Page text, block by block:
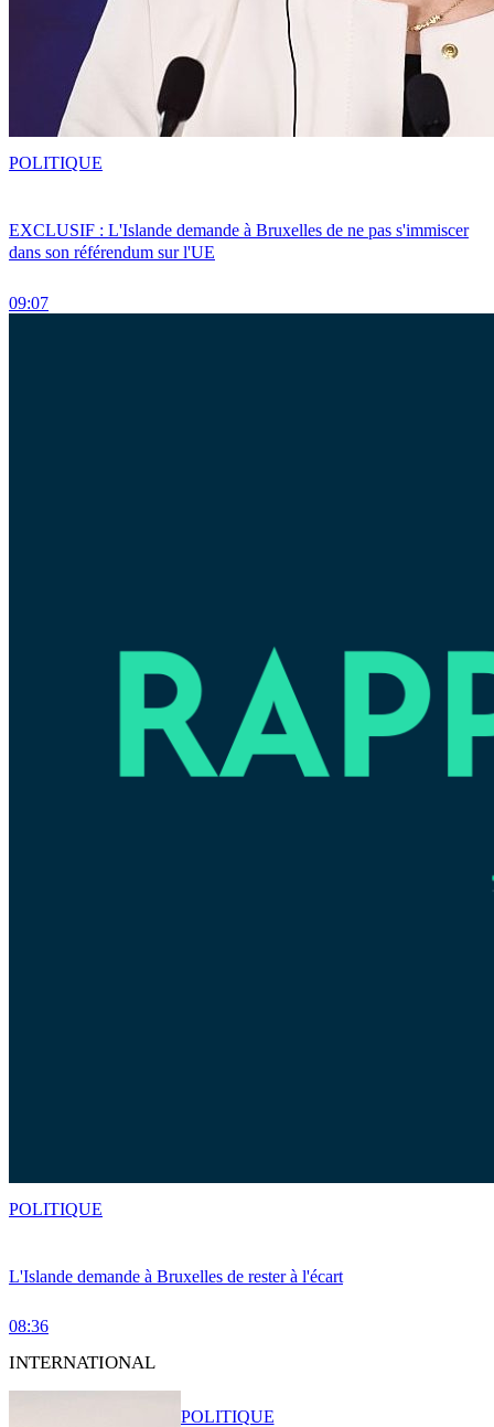
EXCLUSIF : L'Islande demande à Bruxelles de ne pas s'immiscer
dans son référendum sur l'UE
09:07
POLITIQUE
L'Islande demande à Bruxelles de rester à l'écart
08:36
POLITIQUE
INTERNATIONAL
POLITIQUE